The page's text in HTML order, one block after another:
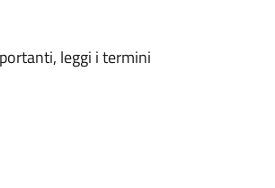
leggi i termini